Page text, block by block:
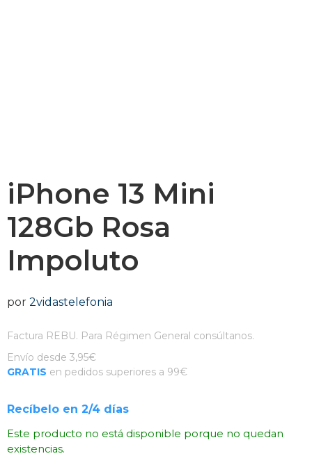
iPhone 13 Mini
128Gb Rosa
Impoluto
por 2vidastelefonia
Factura REBU. Para Régimen General consúltanos.
Envío desde 3,95€
GRATIS en pedidos superiores a 99€
Recíbelo en 2/4 días
Este producto no está disponible porque no quedan
existencias.